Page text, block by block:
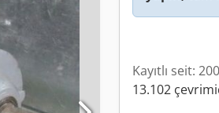
Kayıtlı seit:
13.102